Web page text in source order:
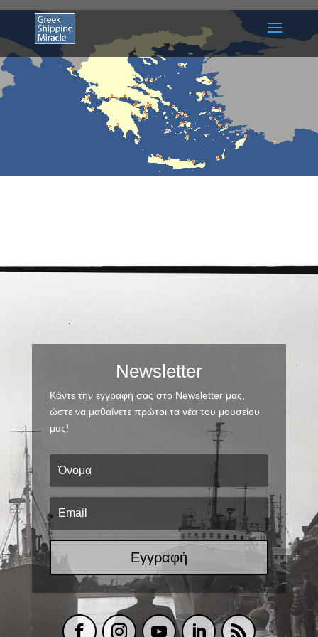
Newsletter
Κάντε την εγγραφή σας στο Newsletter μας,
ώστε να μαθαίνετε πρώτοι τα νέα του μουσείου
μας!
Εγγραφή